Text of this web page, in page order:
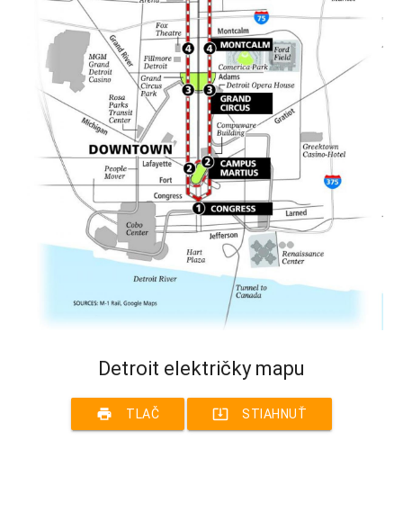
Detroit električky mapu
print TLAČ system_update_alt STIAHNUŤ